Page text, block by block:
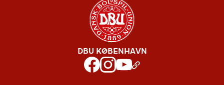
DBU KØBENHAVN